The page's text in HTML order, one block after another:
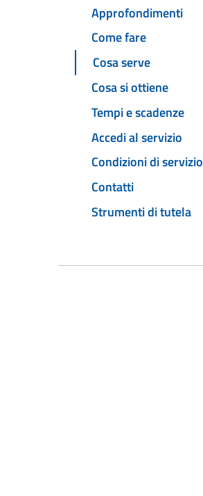
Approfondimenti
Come fare
Cosa serve
Cosa si ottiene
Tempi e scadenze
Accedi al servizio
Condizioni di servizio
Contatti
Strumenti di tutela